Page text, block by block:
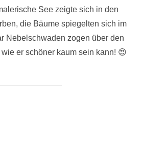
See zeigte sich in den
die Bäume spiegelten sich im
Nebelschwaden zogen über den
er schöner kaum sein kann! 😍